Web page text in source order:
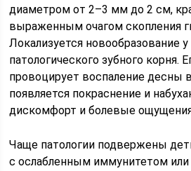
диаметром от 2–3 мм до 2 см,
выраженным очагом скопления
Локализуется новообразование
патологического зубного корня.
провоцирует воспаление десны
появляется покраснение и
дискомфорт и болевые
Чаще патологии подвержены
с ослабленным иммунитетом